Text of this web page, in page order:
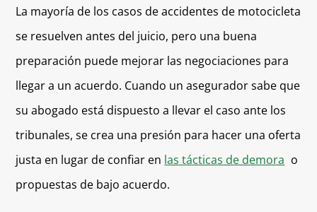
La mayoría de los casos de accidentes de motocicleta
se resuelven antes del juicio, pero una buena
preparación puede mejorar las negociaciones para
llegar a un acuerdo. Cuando un asegurador sabe que
su abogado está dispuesto a llevar el caso ante los
tribunales, se crea una presión para hacer una oferta
justa en lugar de confiar en las tácticas de demora o
propuestas de bajo acuerdo.